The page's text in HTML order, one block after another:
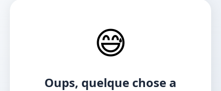
😅
Oups, quelque chose a